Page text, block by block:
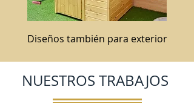
Diseños también para exterior
NUESTROS TRABAJOS